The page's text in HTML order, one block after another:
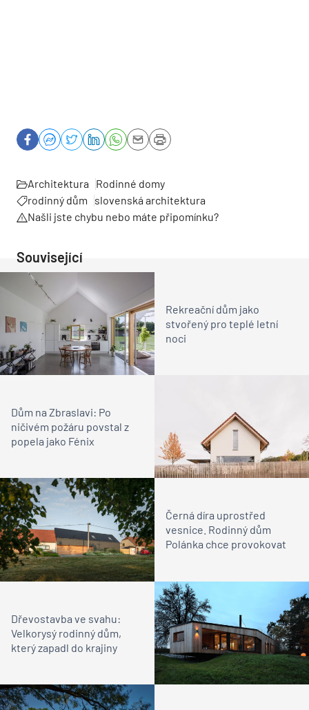
Architektura
Rodinné domy
rodinný dům
slovenská architektura
Našli jste chybu nebo máte připomínku?
Související
Rekreační dům jako
stvořený pro teplé letní
noci
Dům na Zbraslavi: Po
ničivém požáru povstal z
popela jako Fénix
Černá díra uprostřed
vesnice. Rodinný dům
Polánka chce provokovat
Dřevostavba ve svahu:
Velkorysý rodinný dům,
který zapadl do krajiny